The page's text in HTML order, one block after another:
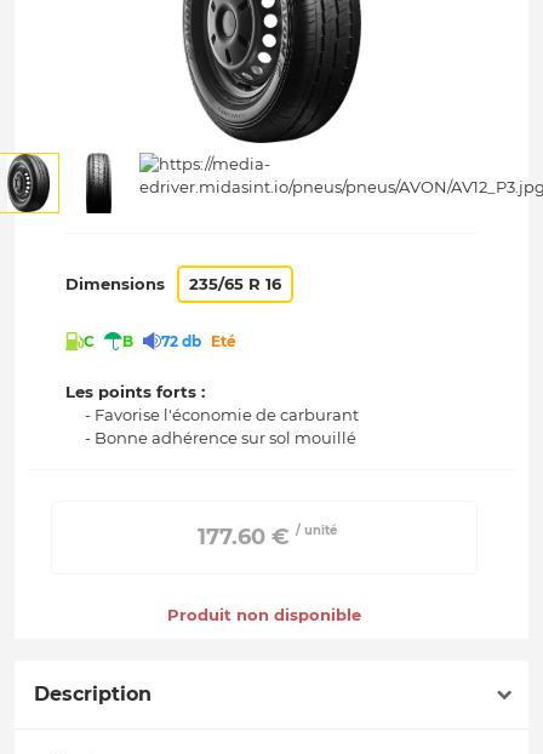
Dimensions 235/65 R 16
C B 72 db Eté
Les points forts :
- Favorise l'économie de carburant
- Bonne adhérence sur sol mouillé
177.60 € / unité
Produit non disponible
Description